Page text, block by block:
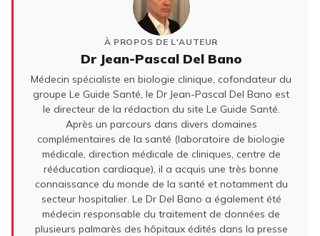
À PROPOS DE L'AUTEUR
Dr Jean-Pascal Del Bano
Médecin spécialiste en biologie clinique, cofondateur du
groupe Le Guide Santé, le Dr Jean-Pascal Del Bano est
le directeur de la rédaction du site Le Guide Santé.
Après un parcours dans divers domaines
complémentaires de la santé (laboratoire de biologie
médicale, direction médicale de cliniques, centre de
rééducation cardiaque), il a acquis une très bonne
connaissance du monde de la santé et notamment du
secteur hospitalier. Le Dr Del Bano a également été
médecin responsable du traitement de données de
plusieurs palmarès des hôpitaux édités dans la presse